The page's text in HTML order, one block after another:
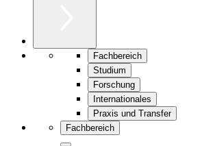
Fachbereich
Studium
Forschung
Internationales
Praxis und Transfer
Fachbereich